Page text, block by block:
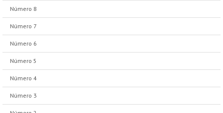
Número 8
Número 7
Número 6
Número 5
Número 4
Número 3